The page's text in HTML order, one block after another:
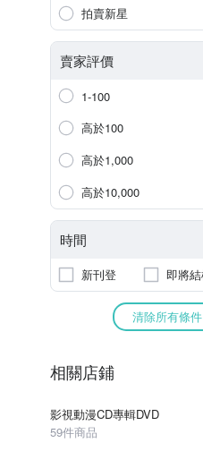
拍賣新星
賣家評價
1-100
高於100
高於1,000
高於10,000
時間
新刊登 即將
清除所有條件
相關店鋪
影視動漫CD專輯DVD
59件商品